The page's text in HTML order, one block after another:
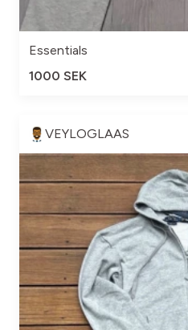
Essentials
1000 SEK
VEYLOGLAAS